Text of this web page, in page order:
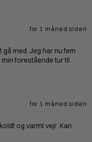
for 1 måned siden
med. Jeg har nu fem
forestående tur til
for 1 måned siden
og varmt vejr. Kan